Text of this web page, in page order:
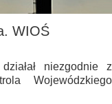
WIOŚ
niezgodnie z
Wojewódzkiego